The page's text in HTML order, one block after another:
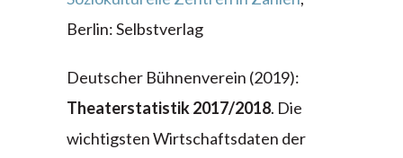
Berlin: Selbstverlag
Deutscher Bühnenverein (2019):
Theaterstatistik 2017/2018. Die
wichtigsten Wirtschaftsdaten der